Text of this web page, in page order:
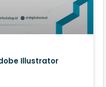
Illustrator​